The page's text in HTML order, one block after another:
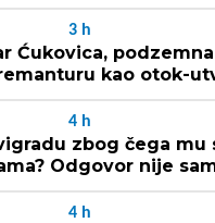
3 h
Ćukovica,
kao otok-
4 h
zbog čega mu
Odgovor nije
4 h